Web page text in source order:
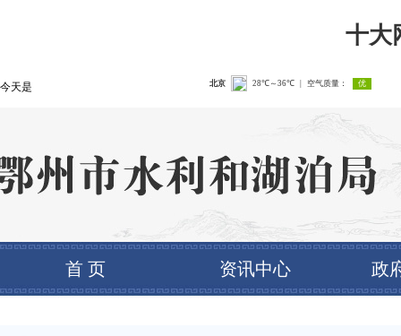
十大
今天是
首 页 资讯中心 政